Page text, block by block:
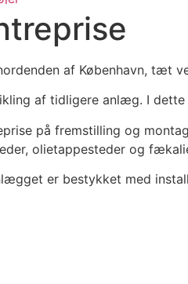
af København, tæt
af tidligere anlæg. I
på fremstilling og
olietappesteder og
er bestykket med